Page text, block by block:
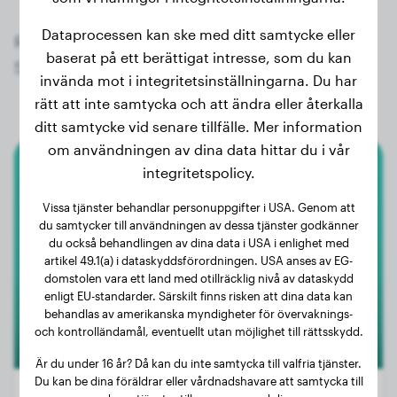
Registrera dig nu gratis och få tillgång till alla
548 registrerade hundar av rasen Storpudel!
Storpudel
Anna
Dataprocessen kan ske med ditt samtycke eller
baserat på ett berättigat intresse, som du kan
invända mot i integritetsinställningarna. Du har
rätt att inte samtycka och att ändra eller återkalla
ditt samtycke vid senare tillfälle. Mer information
om användningen av dina data hittar du i vår
integritetspolicy.
Vissa tjänster behandlar personuppgifter i USA. Genom att
du samtycker till användningen av dessa tjänster godkänner
du också behandlingen av dina data i USA i enlighet med
artikel 49.1(a) i dataskyddsförordningen. USA anses av EG-
domstolen vara ett land med otillräcklig nivå av dataskydd
enligt EU-standarder. Särskilt finns risken att dina data kan
behandlas av amerikanska myndigheter för övervaknings-
och kontrolländamål, eventuellt utan möjlighet till rättsskydd.
Är du under 16 år? Då kan du inte samtycka till valfria tjänster.
Du kan be dina föräldrar eller vårdnadshavare att samtycka till